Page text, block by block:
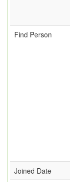
Find Person
Joined Date